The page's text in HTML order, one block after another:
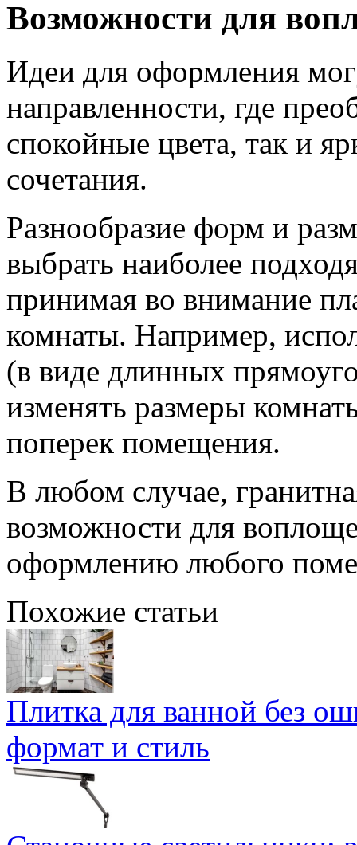
Возможности для
Идеи для оформления
направленности, где
спокойные цвета, так и
сочетания.
Разнообразие форм и
выбрать наиболее
принимая во внимание
комнаты. Например,
(в виде длинных
изменять размеры
поперек помещения.
В любом случае,
возможности для
оформлению любого
Похожие статьи
Плитка для ванной без
формат и стиль